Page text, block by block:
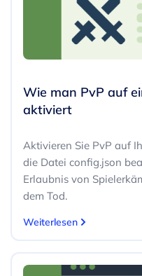
Wie man PvP auf
aktiviert
Aktivieren Sie PvP auf
die Datei config.json
Erlaubnis von
dem Tod.
Weiterlesen